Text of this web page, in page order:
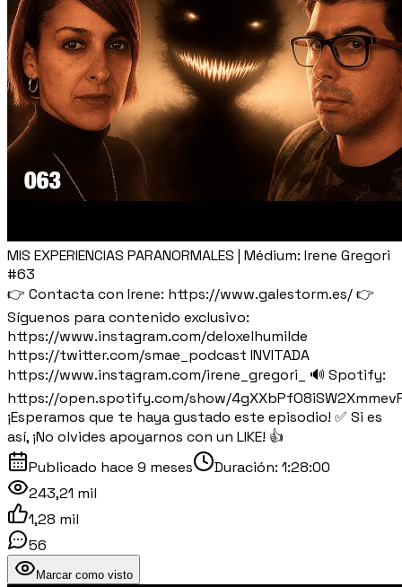
MIS EXPERIENCIAS PARANORMALES | Médium: Irene Gregori
#63
👉 Contacta con Irene: https://www.galestorm.es/ 👉
Síguenos para contenido exclusivo:
https://www.instagram.com/deloxelhumilde
https://twitter.com/smae_podcast INVITADA
https://www.instagram.com/irene_gregori_ 🔊 Spotify:
https://open.spotify.com/show/
¡Esperamos que te haya gustado este episodio! ✅ Si es
así, ¡No olvides apoyarnos con un LIKE! 👍
Publicado hace 9 meses Duración: 1:28:00
243,21 mil
1,28 mil
56
Marcar como visto